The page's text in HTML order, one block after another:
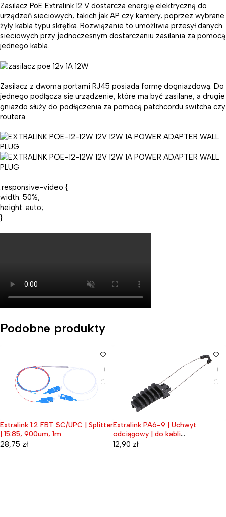
Zasilacz PoE Extralink 12 V dostarcza energię elektryczną do
urządzeń sieciowych, takich jak AP czy kamery, poprzez wybrane
żyły kabla typu skrętka. Rozwiązanie to umożliwia przesył danych
sieciowych przy jednoczesnym dostarczaniu zasilania za pomocą
jednego kabla.
Zasilacz z dwoma portami RJ45 posiada formę dogniazdową. Do
jednego podłącza się urządzenie, które ma być zasilane, a drugie
gniazdo służy do podłączenia za pomocą patchcordu switcha czy
routera.
.responsive-video {
width: 50%;
height: auto;
}
Podobne produkty
Extralink 1:2 FBT SC/UPC | Splitter
| 15:85, 900um, 1m
28,75 zł
Extralink PA6-9 | Uchwyt
odciągowy | do kabli
światłowodowych
12,90 zł